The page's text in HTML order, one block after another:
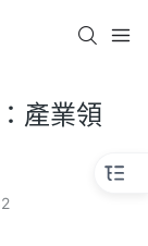
產業領